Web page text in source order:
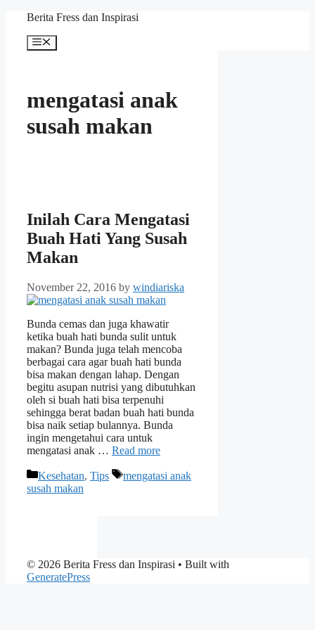
content
Berita Fress dan Inspirasi
Menu
mengatasi anak
susah makan
Inilah Cara Mengatasi
Buah Hati Yang Susah
Makan
November 22, 2016 by windiariska
Bunda cemas dan juga khawatir
ketika buah hati bunda sulit untuk
makan? Bunda juga telah mencoba
berbagai cara agar buah hati bunda
bisa makan dengan lahap. Dengan
begitu asupan nutrisi yang dibutuhkan
oleh si buah hati bisa terpenuhi
sehingga berat badan buah hati bunda
bisa naik setiap bulannya. Bunda
ingin mengetahui cara untuk
mengatasi anak … Read more
Categories
Kesehatan, Tips Tags
mengatasi anak
susah makan
© 2026 Berita Fress dan Inspirasi • Built with
GeneratePress